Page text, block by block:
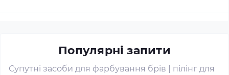
Популярні запити
Супутні засоби для фарбування брів
пілінг для